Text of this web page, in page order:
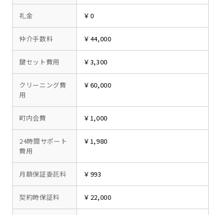
礼金 ￥0
仲介手数料 ￥44,000
鍵セット費用 ￥3,300
クリーニング費
用
￥60,000
町内会費 ￥1,000
24時間サポート
費用
￥1,980
月額保証委託料 ￥993
契約時保証料 ￥22,000